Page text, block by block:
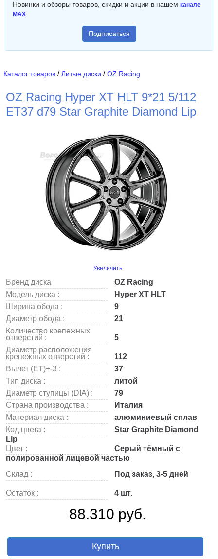
Новинки и обзоры товаров, скидки и акции в нашем канале
MAX
Подписаться
Каталог товаров / Литые диски / OZ Racing
OZ Racing Hyper XT HLT 9*21 5/112
ET37 d79 Star Graphite Diamond Lip
Увеличить
Бренд диска :
OZ Racing
Модель диска :
Hyper XT HLT
Ширина обода :
9
Диаметр обода :
21
Количество крепежных
отверстий :
5
Диаметр расположения
крепежных отверстий :
112
Вылет (ET)+-3 :
37
Тип диска :
литой
Диаметр ступицы (DIA) :
79
Страна производства :
Италия
Материал диска :
алюминиевый сплав
Код цвета :
Star Graphite Diamond
Lip
Цвет :
Серый тёмный с
полированной лицевой частью
Склад :
Под заказ, 3-5 дней
Остаток : 4 шт.
88.310 руб.
Купить